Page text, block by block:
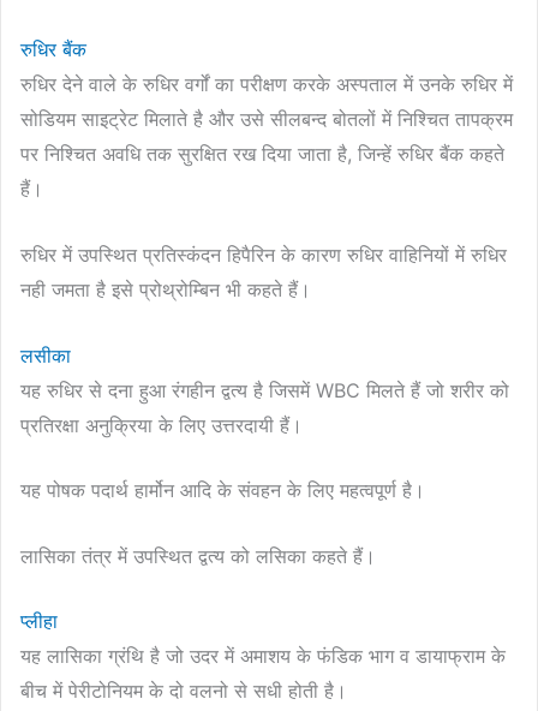
रुधिर बैंक
रुधिर देने वाले के रुधिर वर्गों का परीक्षण करके अस्पताल में उनके रुधिर में
सोडियम साइट्रेट मिलाते है और उसे सीलबन्द बोतलों में निश्चित तापक्रम
पर निश्चित अवधि तक सुरक्षित रख दिया जाता है, जिन्हें रुधिर बैंक कहते
हैं।
रुधिर में उपस्थित प्रतिस्कंदन हिपैरिन के कारण रुधिर वाहिनियों में रुधिर
नही जमता है इसे प्रोथ्रोम्बिन भी कहते हैं।
लसीका
यह रुधिर से दना हुआ रंगहीन द्वत्य है जिसमें WBC मिलते हैं जो शरीर को
प्रतिरक्षा अनुक्रिया के लिए उत्तरदायी हैं।
यह पोषक पदार्थ हार्मोन आदि के संवहन के लिए महत्वपूर्ण है।
लासिका तंत्र में उपस्थित द्वत्य को लसिका कहते हैं।
प्लीहा
यह लासिका ग्रंथि है जो उदर में अमाशय के फंडिक भाग व डायाफ्राम के
बीच में पेरीटोनियम के दो वलनो से सधी होती है।